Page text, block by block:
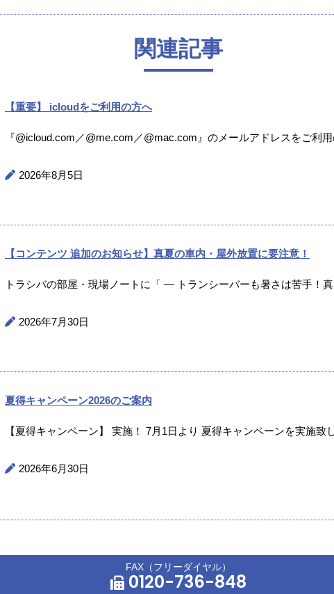
関連記事
【重要】 icloudをご利用の方へ
『@icloud.com／@me.com／@mac.com』のメールアドレスをご利
2026年8月5日
【コンテンツ 追加のお知らせ】真夏の車内・屋外放置に要注意！
トラシバの部屋・現場ノートに「 ― トランシーバーも暑さは苦手！
2026年7月30日
夏得キャンペーン2026のご案内
【夏得キャンペーン】 実施！ 7月1日より 夏得キャンペーンを実施致
2026年6月30日
FAX（フリーダイヤル）
0120-736-848